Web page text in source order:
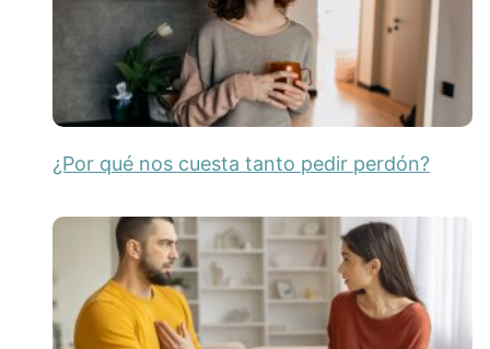
¿Por qué nos cuesta tanto pedir perdón?